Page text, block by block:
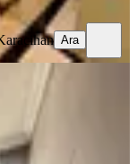
Ara
Manzaralı,
Daire